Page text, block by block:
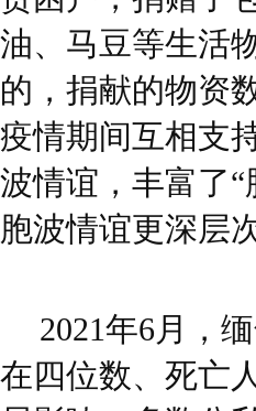
油、马豆等生活
的，捐献的物资
疫情期间互相支
波情谊，丰富了
胞波情谊更深层
2021年6月，
在四位数、死亡